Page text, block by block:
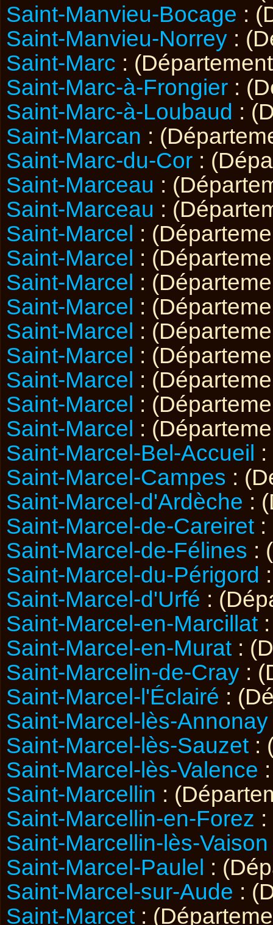
Saint-Manvieu-Bocage :
Saint-Manvieu-Norrey :
Saint-Marc :
Saint-Marc-à-Frongier :
Saint-Marc-à-Loubaud :
Saint-Marcan :
Saint-Marc-du-Cor :
Saint-Marceau :
Saint-Marceau :
Saint-Marcel :
Saint-Marcel :
Saint-Marcel :
Saint-Marcel :
Saint-Marcel :
Saint-Marcel :
Saint-Marcel :
Saint-Marcel :
Saint-Marcel :
Saint-Marcel-Bel-Accueil
Saint-Marcel-Campes :
Saint-Marcel-d'Ardèche :
Saint-Marcel-de-Careiret
Saint-Marcel-de-Félines :
Saint-Marcel-du-Périgord
Saint-Marcel-d'Urfé :
Saint-Marcel-en-Marcillat
Saint-Marcel-en-Murat :
Saint-Marcelin-de-Cray :
Saint-Marcel-l'Éclairé :
Saint-Marcel-lès-Annonay
Saint-Marcel-lès-Sauzet :
Saint-Marcel-lès-Valence
Saint-Marcellin :
Saint-Marcellin-en-Forez
Saint-Marcellin-lès-Vaison
Saint-Marcel-Paulel :
Saint-Marcel-sur-Aude :
Saint-Marcet :